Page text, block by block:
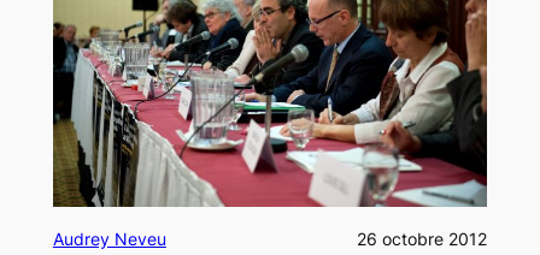
Audrey Neveu 26 octobre 2012